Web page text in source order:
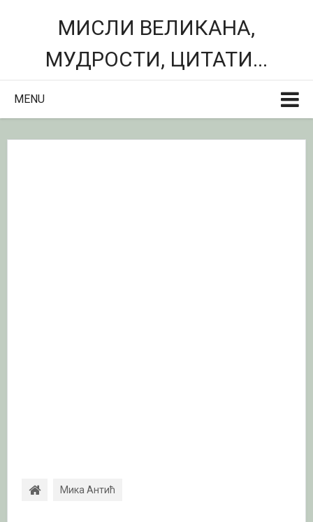
МИСЛИ ВЕЛИКАНА,
МУДРОСТИ, ЦИТАТИ...
MENU
Мика Антић